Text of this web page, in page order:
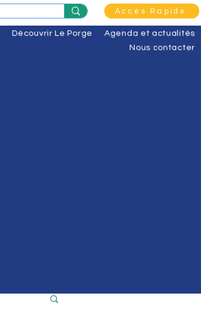
Accès Rapide
Découvrir Le Porge
Agenda et actualités
Nous contacter